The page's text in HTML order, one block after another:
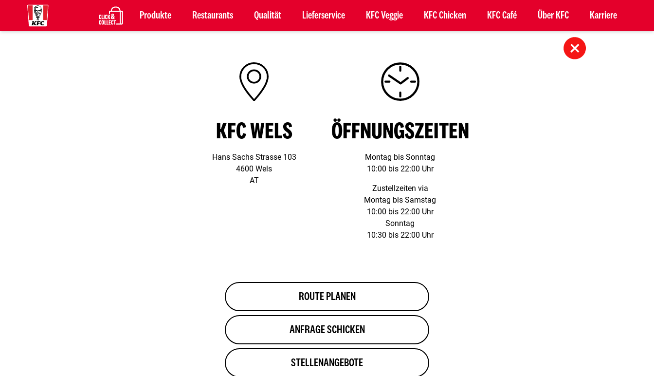
Produkte Restaurants Qualität Lieferservice KFC Veggie KFC Chicken KFC Café Über KFC Karriere
KFC WELS
Hans Sachs Strasse 103
4600 Wels
AT
Schloßhofer Straße 3,
1210 Wien
ÖFFNUNGSZEITEN
Montag bis Sonntag
10:00 bis 22:00 Uhr
Zustellzeiten via
Montag bis Samstag
10:00 bis 22:00 Uhr
Sonntag
10:30 bis 22:00 Uhr
ROUTE PLANEN
ANFRAGE SCHICKEN
STELLENANGEBOTE